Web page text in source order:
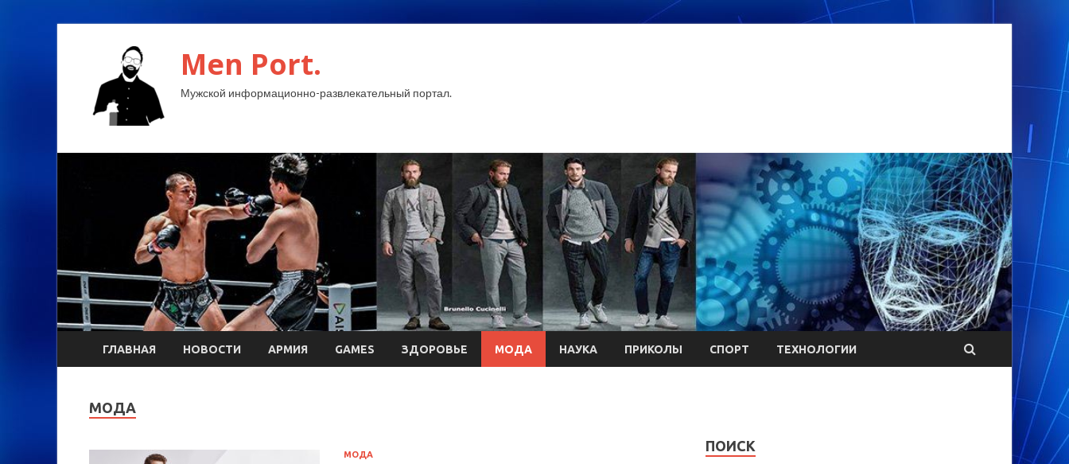
Men Port.
Мужской информационно-развлекательный портал.
ГЛАВНАЯ НОВОСТИ АРМИЯ GAMES ЗДОРОВЬЕ МОДА НАУКА ПРИКОЛЫ СПОРТ ТЕХНОЛОГИИ
МОДА
МОДА
ПОИСК